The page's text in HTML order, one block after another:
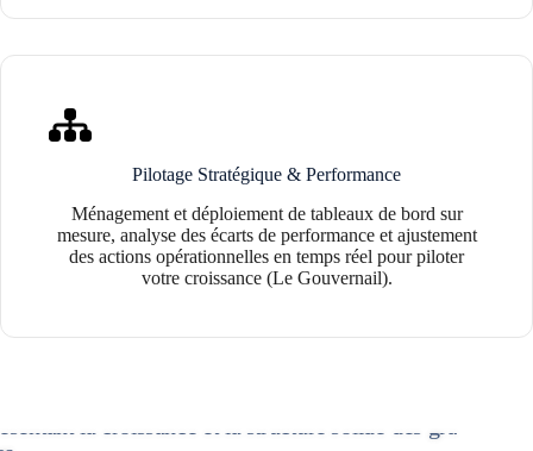
Pilotage Stratégique & Performance
Ménagement et déploiement de tableaux de bord sur
mesure, analyse des écarts de performance et ajustement
des actions opérationnelles en temps réel pour piloter
votre croissance (Le Gouvernail).